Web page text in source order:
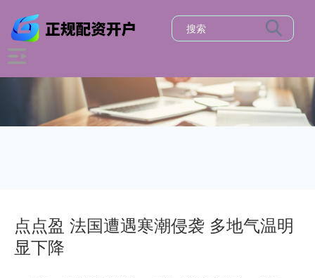
点点盈 法国遭遇寒潮侵袭 多地气温明
显下降